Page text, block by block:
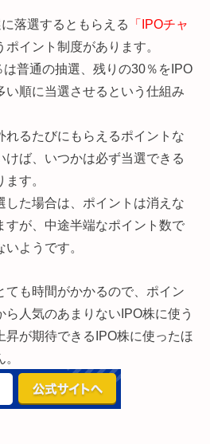
落選するともらえる
「IPOチャ
ポイント制度があります。
普通の抽選、残りの30％をIPO
い順に当選させるという仕組み
れるたびにもらえるポイントな
けば、いつかは必ず当選できる
す。
した場合は、ポイントは消えな
すが、中途半端なポイント数で
ようです。
ても時間がかかるので、ポイン
ら人気のあまりないIPO株に使う
昇が期待できるIPO株に使ったほ